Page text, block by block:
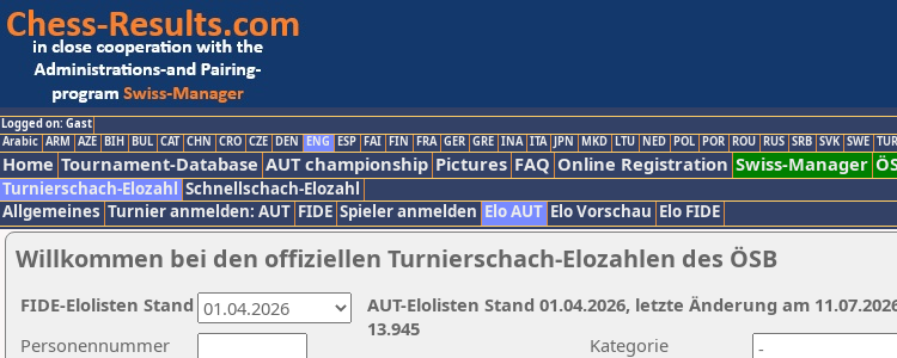
Logged on: Gast
Arabic ARM AZE BIH BUL CAT CHN CRO CZE DEN ENG ESP FAI FIN FRA GER GRE INA ITA JPN MKD LTU NED POL POR ROU RUS SRB SVK SWE TUR
Home Tournament-Database AUT championship Pictures FAQ Online Registration Swiss-Manager
Turnierschach-Elozahl Schnellschach-Elozahl
Allgemeines Turnier anmelden: AUT FIDE Spieler anmelden Elo AUT Elo Vorschau Elo FIDE
Willkommen bei den offiziellen Turnierschach-Elozahlen des ÖSB
Kategorie
Personennummer
AUT-Elolisten Stand 01.04.2026, letzte Änderung am
13.945
FIDE-Elolisten Stand